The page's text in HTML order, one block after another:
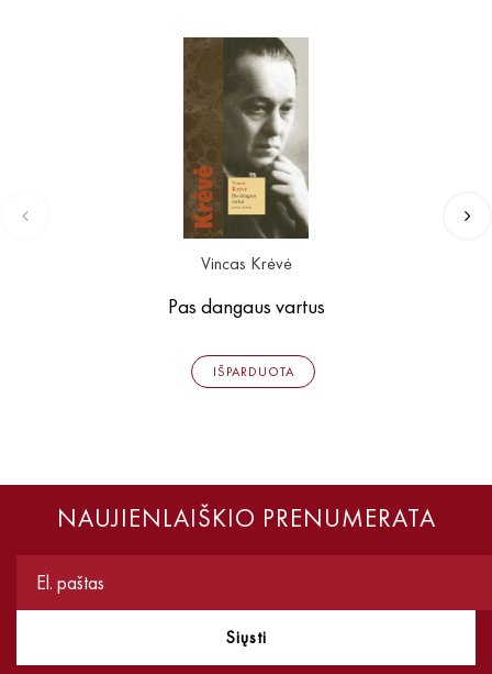
Vincas Krėvė
Pas dangaus vartus
IŠPARDUOTA
NAUJIENLAIŠKIO PRENUMERATA
Siųsti